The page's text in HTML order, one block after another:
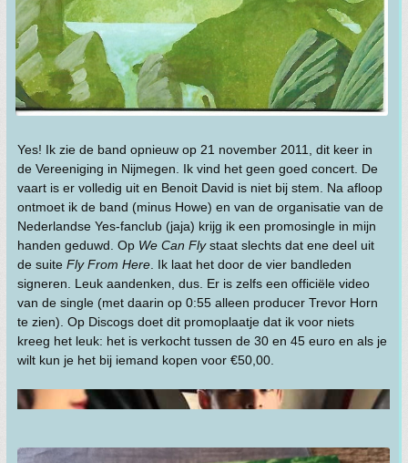
Yes! Ik zie de band opnieuw op 21 november 2011, dit keer in
de Vereeniging in Nijmegen. Ik vind het geen goed concert. De
vaart is er volledig uit en Benoit David is niet bij stem. Na afloop
ontmoet ik de band (minus Howe) en van de organisatie van de
Nederlandse Yes-fanclub (jaja) krijg ik een promosingle in mijn
handen geduwd. Op We Can Flystaat slechts dat ene deel uit
de suite Fly From Here . Ik laat het door de vier bandleden
signeren. Leuk aandenken, dus. Er is zelfs een officiële video
van de single (met daarin op 0:55 alleen producer Trevor Horn
te zien). Op Discogs doet dit promoplaatje dat ik voor niets
kreeg het leuk: het is verkocht tussen de 30 en 45 euro en als je
wilt kun je het bij iemand kopen voor €50,00.